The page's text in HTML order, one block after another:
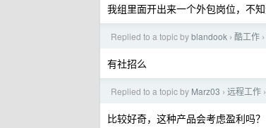
我组里面开出来一个外包岗位，不
Replied to a topic byblandook › 酷工作 ›
有社招么
Replied to a topic by Marz03 › 远程工作 ›
比较好奇，这种产品会考虑盈利吗？